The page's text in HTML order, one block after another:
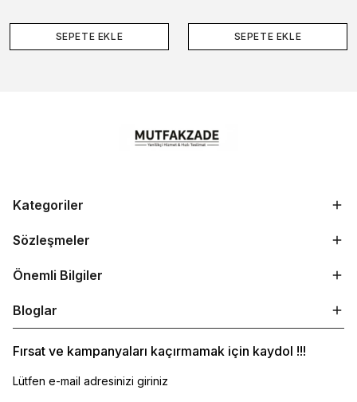
SEPETE EKLE SEPETE EKLE
Kategoriler
Sözleşmeler
Önemli Bilgiler
Bloglar
Fırsat ve kampanyaları kaçırmamak için kaydol !!!
Lütfen e-mail adresinizi giriniz